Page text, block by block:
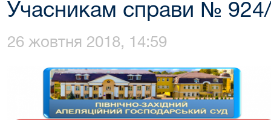
Учасникам справи №
26 жовтня 2018, 14:59